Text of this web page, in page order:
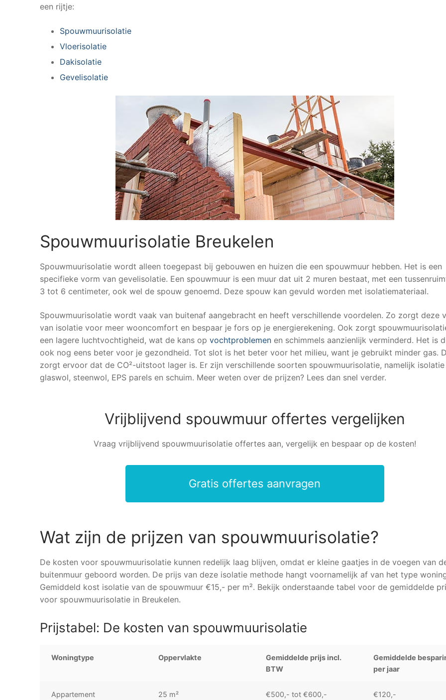
een rijtje:
Spouwmuurisolatie
Vloerisolatie
Dakisolatie
Gevelisolatie
Spouwmuurisolatie Breukelen
Spouwmuurisolatie wordt alleen toegepast bij gebouwen en huizen die een spouwmuur hebben. Het is een
specifieke vorm van gevelisolatie. Een spouwmuur is een muur dat uit 2 muren bestaat, met een
3 tot 6 centimeter, ook wel de spouw genoemd. Deze spouw kan gevuld worden met isolatiemateriaal.
Spouwmuurisolatie wordt vaak van buitenaf aangebracht en heeft verschillende voordelen. Zo zorgt deze
van isolatie voor meer wooncomfort en bespaar je fors op je energierekening. Ook zorgt
een lagere luchtvochtigheid, wat de kans op vochtproblemen en schimmels aanzienlijk verminderd. Het is
ook nog eens beter voor je gezondheid. Tot slot is het beter voor het milieu, want je gebruikt minder gas.
zorgt ervoor dat de CO²-uitstoot lager is. Er zijn verschillende soorten spouwmuurisolatie, namelijk
glaswol, steenwol, EPS parels en schuim. Meer weten over de prijzen? Lees dan snel verder.
Vrijblijvend spouwmuur offertes vergelijken
Vraag vrijblijvend spouwmuurisolatie offertes aan, vergelijk en bespaar op de kosten!
Gratis offertes aanvragen
Wat zijn de prijzen van spouwmuurisolatie?
De kosten voor spouwmuurisolatie kunnen redelijk laag blijven, omdat er kleine gaatjes in de voegen van
buitenmuur geboord worden. De prijs van deze isolatie methode hangt voornamelijk af van het type
Gemiddeld kost isolatie van de spouwmuur €15,- per m². Bekijk onderstaande tabel voor de gemiddelde
voor spouwmuurisolatie in Breukelen.
Prijstabel: De kosten van spouwmuurisolatie
Woningtype Oppervlakte
Gemiddelde prijs incl.
BTW
Gemiddelde
per jaar
Appartement 25 m² €500,- tot €600,- €120,-